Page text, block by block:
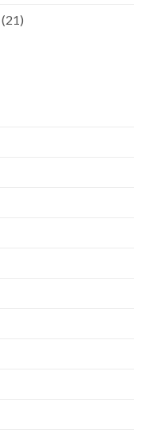
(21)